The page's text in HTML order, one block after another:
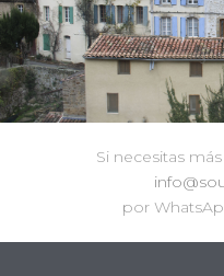
Si necesitas
por